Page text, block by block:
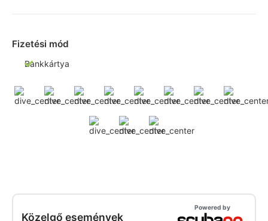
Fizetési mód
Bankkártya
Közelgő események
Powered by